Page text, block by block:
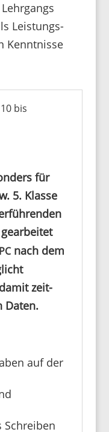
Leis­tungs­
Kennt­nisse
bis
für
5. Klasse
PCnach dem
zeit­
Daten.
auf der
Schrei­ben